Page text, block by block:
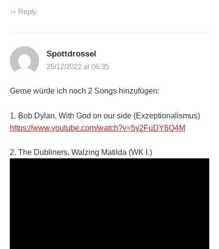
Reply
Spottdrossel
25/12/2022 at 06:35
Gerne würde ich noch 2 Songs hinzufügen:
1. Bob Dylan, With God on our side (Exzeptionalismus)
https://www.youtube.com/watch?v=5y2FuDY6Q4M
2. The Dubliners, Walzing Matilda (WK I.)